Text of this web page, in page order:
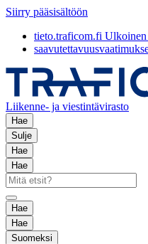
Siirry pääsisältöön
tieto.traficom.fi
Liikenne- ja viestintävirasto
Hae
Sulje
Hae
Hae
Hae
Hae
Suomeksi